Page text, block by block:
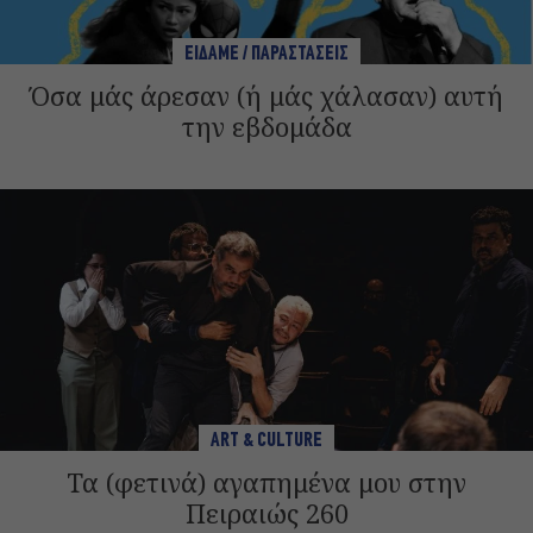
ΕΙΔΑΜΕ / ΠΑΡΑΣΤΑΣΕΙΣ
Όσα μάς άρεσαν (ή μάς χάλασαν) αυτή
την εβδομάδα
ART & CULTURE
Τα (φετινά) αγαπημένα μου στην
Πειραιώς 260